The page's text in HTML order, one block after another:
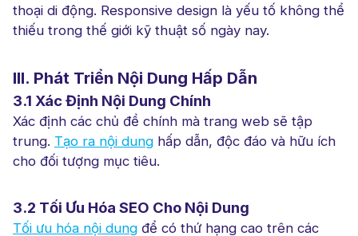
thoại di động. Responsive design là yếu tố không thể
thiếu trong thế giới kỹ thuật số ngày nay.
III. Phát Triển Nội Dung Hấp Dẫn
3.1 Xác Định Nội Dung Chính
Xác định các chủ đề chính mà trang web sẽ tập
trung. Tạo ra nội dung hấp dẫn, độc đáo và hữu ích
cho đối tượng mục tiêu.
3.2 Tối Ưu Hóa SEO Cho Nội Dung
Tối ưu hóa nội dung để có thứ hạng cao trên các